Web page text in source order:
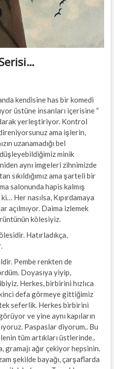
kendisine has bir komedi
üstüne insanları içerisine ”
yerleştiriyor. Kontrol
ama işlerin,
uzanamadığı bel
minik
aynı imgeleri zihnimizde
sıkıldığımız ama şarteli bir
salonunda hapis kalmış
Her nasılsa, Kıpırdamaya
açılmıyor. Daima izlemek
kölesiyiz.
Hatırladıkça,
Pembe renkten de
Doyasıya yiyip,
Herkes, birbirini hızlıca
defa görmeye gittiğimiz
seferlik. Herkes birbirini
ve yine aynı kapıların
Paspaslar diyorum.. Bu
tüm artıkları üstlerinde..
gramajı ağır çekiyor hepsinin.
şekilde bayağı, çarşaflarda